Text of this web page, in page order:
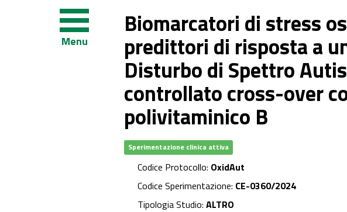
Menu
Biomarcatori di stress
predittori di risposta a
Disturbo di Spettro
controllato cross-over
polivitaminico B
Sperimentazione clinica attiva
Codice Protocollo: OxidAut
Codice Sperimentazione: CE-0360/2024
Tipologia Studio: ALTRO